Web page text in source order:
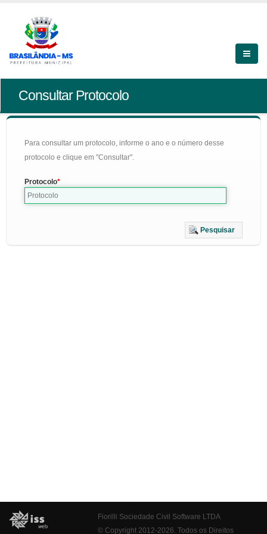
Consultar Protocolo
Para consultar um protocolo, informe o ano e o número desse
protocolo e clique em "Consultar".
Protocolo
Pesquisar
Fiorilli Sociedade Civil Software LTDA
© Copyright 2012-2026. Todos os Direitos